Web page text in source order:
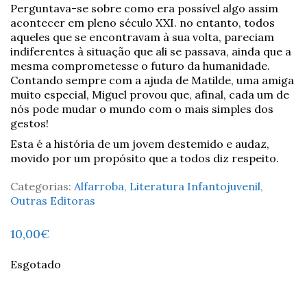
Perguntava-se sobre como era possível algo assim
acontecer em pleno século XXI. no entanto, todos
aqueles que se encontravam à sua volta, pareciam
indiferentes à situação que ali se passava, ainda que a
mesma comprometesse o futuro da humanidade.
Contando sempre com a ajuda de Matilde, uma amiga
muito especial, Miguel provou que, afinal, cada um de
nós pode mudar o mundo com o mais simples dos
gestos!
Esta é a história de um jovem destemido e audaz,
movido por um propósito que a todos diz respeito.
Categorias: Alfarroba, Literatura Infantojuvenil,
Outras Editoras
10,00€
Esgotado